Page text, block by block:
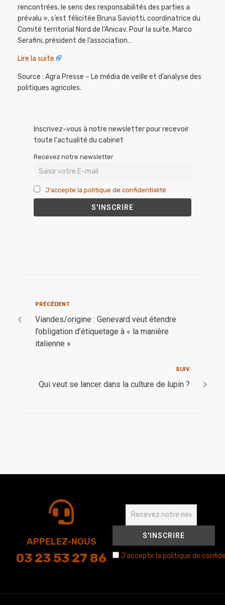
rencontrées, le sens des responsabilités des parties a
prévalu », s’est félicitée Bruna Saviotti, coordinatrice du
Comité territorial Nord de l’Anicav. Pour la suite, Marco
Serafini, président de l’association…
Lire la suite
Source : Agra Presse – Le média de veille et d’analyse des
politiques agricoles.
Inscrivez-vous à notre newsletter pour recevoir
toute l'actualité du cabinet
Recevez notre newsletter
J'accepte la politique de confidentialité
PRÉCÉDENT
Viandes/origine : Genevard veut étendre
l’obligation d’étiquetage à « la manière
italienne »
SUIV
Qui veut se lancer dans la culture de lupin ?
APPELEZ-NOUS
03 23 53 27 86 J'accepte la politique de